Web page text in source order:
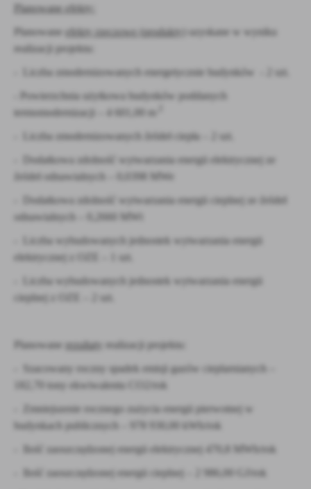
Planowane efekty:
Planowane efekty rzeczowe (produkty
) uzyskane w wyniku
realizacji projektu:
- Liczba zmodernizowanych energetycznie budynków - 2 szt.
- Powierzchnia użytkowa budynków poddanych
termomodernizacji – 4 601,00 m
- Liczba zmodernizowanych źródeł ciepła – 2 szt.
- Dodatkowa zdolność wytwarzania energii elektrycznej ze
źródeł odnawialnych – 0,0398 MWe
- Dodatkowa zdolność wytwarzania energii cieplnej ze źródeł
odnawialnych – 0,2660 MWt
- Liczba wybudowanych jednostek wytwarzania energii
elektrycznej z OZE – 1 szt.
- Liczba wybudowanych jednostek wytwarzania energii
cieplnej z OZE – 2 szt.
Planowane rezultaty
realizacji projektu:
- Szacowany roczny spadek emisji gazów cieplarnianych –
182,70 tony ekwiwalentu CO2/rok
- Zmniejszenie rocznego zużycia energii pierwotnej w
budynkach publicznych – 978 930,00 kWh/rok
- Ilość zaoszczędzonej energii elektrycznej 470,8 MWh/rok
- Ilość zaoszczędzonej energii cieplnej – 2 986,00 GJ/rok